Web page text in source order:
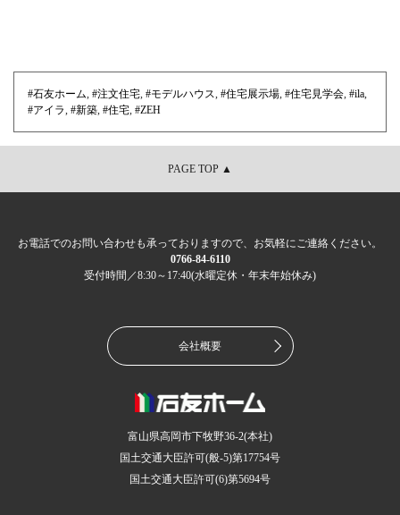
#石友ホーム, #注文住宅, #モデルハウス, #住宅展示場, #住宅見学会, #ila,
#アイラ, #新築, #住宅, #ZEH
PAGE TOP ▲
お電話でのお問い合わせも承っておりますので、お気軽にご連絡ください。
0766-84-6110
受付時間／8:30～17:40(水曜定休・年末年始休み)
会社概要
富山県高岡市下牧野36-2(本社)
国土交通大臣許可(般-5)第17754号
国土交通大臣許可(6)第5694号